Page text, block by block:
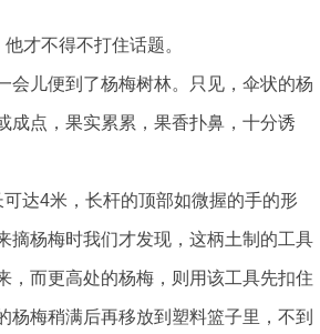
才不得不打住话题。
会儿便到了杨梅树林。只见，伞状的杨
成点，果实累累，果香扑鼻，十分诱
达4米，长杆的顶部如微握的手的形
摘杨梅时我们才发现，这柄土制的工具
，而更高处的杨梅，则用该工具先扣住
梅稍满后再移放到塑料篮子里，不到